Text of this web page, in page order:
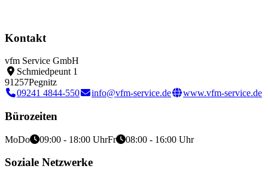
Kontakt
vfm Service GmbH
Schmiedpeunt 1
91257Pegnitz
09241 4844-550
info@vfm-service.de www.vfm-service.de
Bürozeiten
MoDo 09:00 - 18:00 UhrFr 08:00 - 16:00 Uhr
Soziale Netzwerke